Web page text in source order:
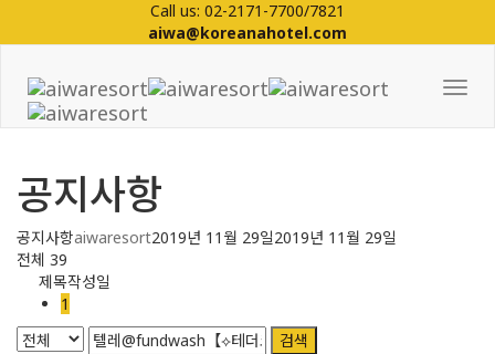
Call us: 02-2171-7700/7821
aiwa@koreanahotel.com
공지사항
공지사항aiwaresort2019년 11월 29일2019년 11월 29일
전체 39
제목작성일
1
검색